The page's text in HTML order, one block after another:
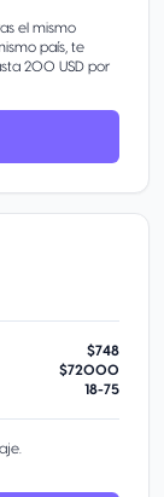
el mismo
país, te
200 USD por
$748
$72000
18-75